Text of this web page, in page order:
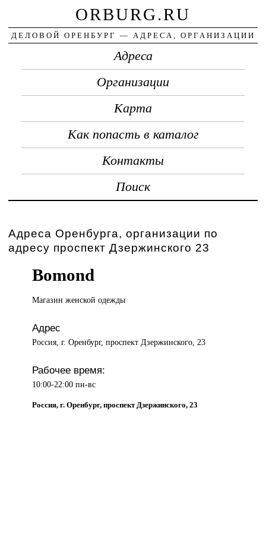
ORBURG.RU
ДЕЛОВОЙ ОРЕНБУРГ — АДРЕСА, ОРГАНИЗАЦИИ
Адреса
Организации
Карта
Как попасть в каталог
Контакты
Поиск
Адреса Оренбурга, организации по
адресу проспект Дзержинского 23
Bomond
Магазин женскойодежды
Адрес
Россия, г. Оренбург, проспект Дзержинского, 23
Рабочее время:
10:00-22:00 пн-вс
Россия, г. Оренбург, проспект Дзержинского, 23